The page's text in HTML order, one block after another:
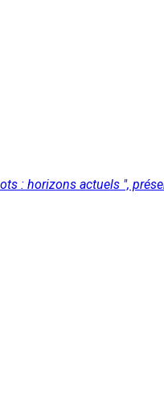
: horizons actuels ",